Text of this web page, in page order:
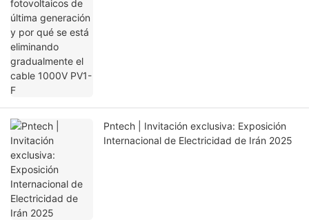
Pntech | Invitación exclusiva: Exposición
Internacional de Electricidad de Irán 2025